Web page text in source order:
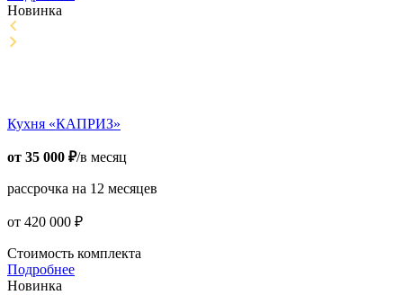
Новинка
Кухня «КАПРИЗ»
от 35 000 ₽/в месяц
рассрочка на 12 месяцев
от 420 000 ₽
Стоимость комплекта
Подробнее
Новинка